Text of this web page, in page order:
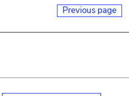
Previous page